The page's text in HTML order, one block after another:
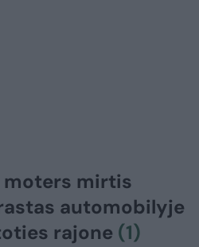
moters mirtis
automobilyje
rajone (1)